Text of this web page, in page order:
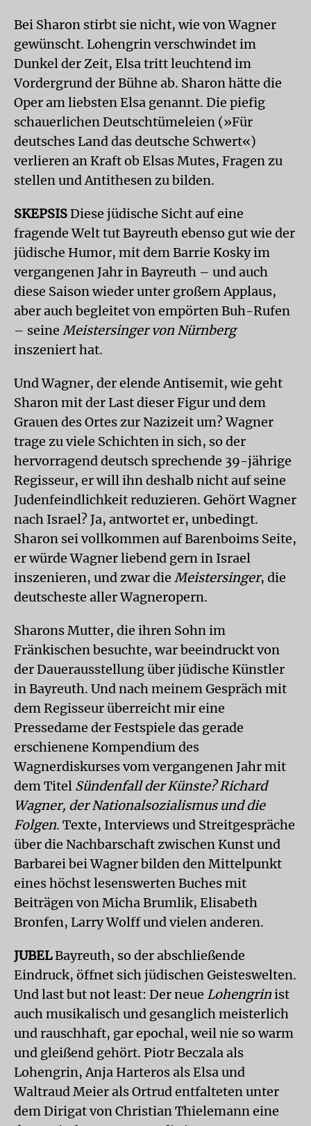
Bei Sharon stirbt sie nicht, wie von Wagner
gewünscht. Lohengrin verschwindet im
Dunkel der Zeit, Elsa tritt leuchtend im
Vordergrund der Bühne ab. Sharon hätte die
Oper am liebsten Elsa genannt. Die piefig
schauerlichen Deutschtümeleien (»Für
deutsches Land das deutsche Schwert«)
verlieren an Kraft ob Elsas Mutes, Fragen zu
stellen und Antithesen zu bilden.
SKEPSISDiese jüdische Sicht auf eine
fragende Welt tut Bayreuth ebenso gut wie der
jüdische Humor, mit dem Barrie Kosky im
vergangenen Jahr in Bayreuth – und auch
diese Saison wieder unter großem Applaus,
aber auch begleitet von empörten Buh-Rufen
– seine Meistersinger von Nürnberg
inszeniert hat.
Und Wagner, der elende Antisemit, wie geht
Sharon mit der Last dieser Figur und dem
Grauen des Ortes zur Nazizeit um? Wagner
trage zu viele Schichten in sich, so der
hervorragend deutsch sprechende 39-jährige
Regisseur, er will ihn deshalb nicht auf seine
Judenfeindlichkeit reduzieren. Gehört Wagner
nach Israel? Ja, antwortet er, unbedingt.
Sharon sei vollkommen auf Barenboims Seite,
er würde Wagner liebend gern in Israel
inszenieren, und zwar die Meistersinger, die
deutscheste aller Wagneropern.
Sharons Mutter, die ihren Sohn im
Fränkischen besuchte, war beeindruckt von
der Dauerausstellung über jüdische Künstler
in Bayreuth. Und nach meinem Gespräch mit
dem Regisseur überreicht mir eine
Pressedame der Festspiele das gerade
erschienene Kompendium des
Wagnerdiskurses vom vergangenen Jahr mit
dem Titel Sündenfall der Künste? Richard
Wagner, der Nationalsozialismus und die
Folgen. Texte, Interviews und Streitgespräche
über die Nachbarschaft zwischen Kunst und
Barbarei bei Wagner bilden den Mittelpunkt
eines höchst lesenswerten Buches mit
Beiträgen von Micha Brumlik, Elisabeth
Bronfen, Larry Wolff und vielen anderen.
JUBELBayreuth, so der abschließende
Eindruck, öffnet sich jüdischen Geisteswelten.
Und last but not least: Der neue Lohengrinist
auch musikalisch und gesanglich meisterlich
und rauschhaft, gar epochal, weil nie so warm
und gleißend gehört. Piotr Beczala als
Lohengrin, Anja Harteros als Elsa und
Waltraud Meier als Ortrud entfalteten unter
dem Dirigat von Christian Thielemann eine